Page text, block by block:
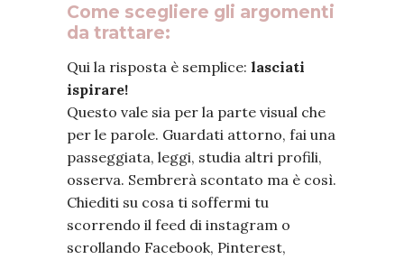
Come scegliere gli argomenti
da trattare:
Qui la risposta è semplice: lasciati
ispirare!
Questo vale sia per la parte visual che
per le parole. Guardati attorno, fai una
passeggiata, leggi, studia altri profili,
osserva. Sembrerà scontato ma è così.
Chiediti su cosa ti soffermi tu
scorrendo il feed di instagram o
scrollando Facebook, Pinterest,